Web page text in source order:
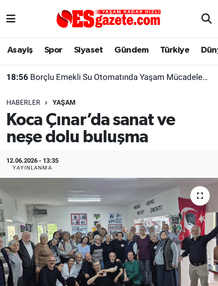
Asayiş Spor Siyaset Gündem Türkiye
18:56 Borçlu Emekli Su Otomatında Yaşam Mücadelesi Veriyor
HABERLER YAŞAM
Koca Çınar’da sanat ve
neşe dolu buluşma
12.06.2026 - 13:35
YAYINLANMA
Asayiş
Gündem
Türkiye
Dünya
Alış-Veriş/İş dünyası
Yaşam
Eskişehirspor Arşivi
Eskişehir Arşivi
Röportaj
Kültür Sanat
Politika
Bilecik
Eskişehir Nöbetçi Eczaneler
Süper Lig Puan Durumu ve Fikstür
Tüm Manşetler
Son Dakika Haberleri